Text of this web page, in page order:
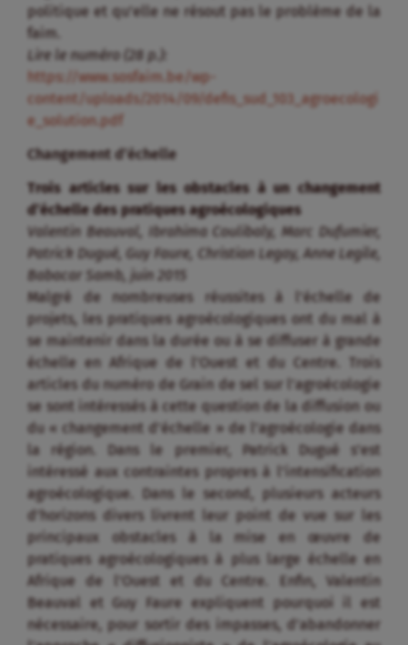
politique et qu’elle ne résout pas le problème de la
faim.
Lire le numéro (28 p.):
https://www.sosfaim.be/wp-
content/uploads/2014/09/defis_sud_103_agroecologi
e_solution.pdf
Changement d’échelle
Trois articles sur les obstacles à un changement
d’échelle des pratiques agroécologiques
Valentin Beauval, Ibrahima Coulibaly, Marc Dufumier,
Patrick Dugué, Guy Faure, Christian Legay, Anne Legile,
Babacar Samb, juin 2015
Malgré de nombreuses réussites à l’échelle de
projets, les pratiques agroécologiques ont du mal à
se maintenir dans la durée ou à se diffuser à grande
échelle en Afrique de l’Ouest et du Centre. Trois
articles du numéro de Grain de sel sur l’agroécologie
se sont intéressés à cette question de la diffusion ou
du « changement d’échelle » de l’agroécologie dans
la région. Dans le premier, Patrick Dugué s’est
intéressé aux contraintes propres à l’intensification
agroécologique. Dans le second, plusieurs acteurs
d’horizons divers livrent leur point de vue sur les
principaux obstacles à la mise en œuvre de
pratiques agroécologiques à plus large échelle en
Afrique de l’Ouest et du Centre. Enfin, Valentin
Beauval et Guy Faure expliquent pourquoi il est
nécessaire, pour sortir des impasses, d’abandonner